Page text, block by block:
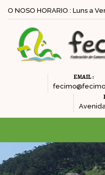
O NOSO HORARIO : Luns a
EMAIL :